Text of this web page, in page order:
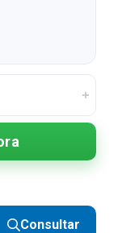
R$ 64,90
sem juros
sem juros
Consultar